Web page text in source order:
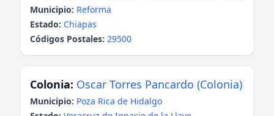
Municipio: Reforma
Estado: Chiapas
Códigos Postales: 29500
Colonia: Oscar Torres Pancardo (Colonia)
Municipio: Poza Rica de Hidalgo